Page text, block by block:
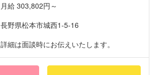
月給 303,802円～
長野県松本市城西1-5-16
詳細は面談時にお伝えいたします。